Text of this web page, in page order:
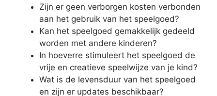
Zijn er geen verborgen kosten verbonden
aan het gebruik van het speelgoed?
Kan het speelgoed gemakkelijk gedeeld
worden met andere kinderen?
In hoeverre stimuleert het speelgoed de
vrije en creatieve speelwijze van je kind?
Wat is de levensduur van het speelgoed
en zijn er updates beschikbaar?